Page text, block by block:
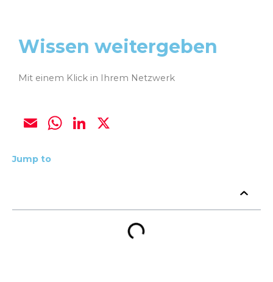
Wissen weitergeben
Mit einem Klick in Ihrem Netzwerk
EmailWhatsApp
LinkedIn
Jump to